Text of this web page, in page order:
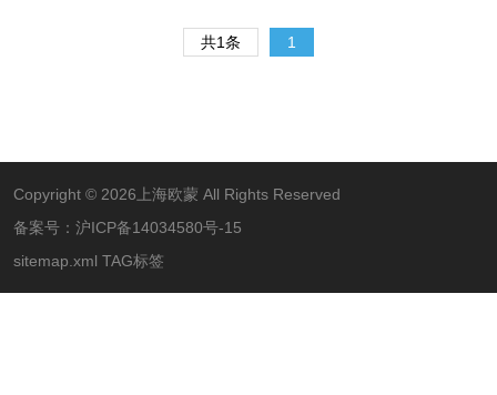
桥相互粘合，再经热风干燥固化，从
共1条 1
Copyright © 2026上海欧蒙 All Rights Reserved
备案号： 沪ICP备14034580号-15
sitemap.xml TAG标签